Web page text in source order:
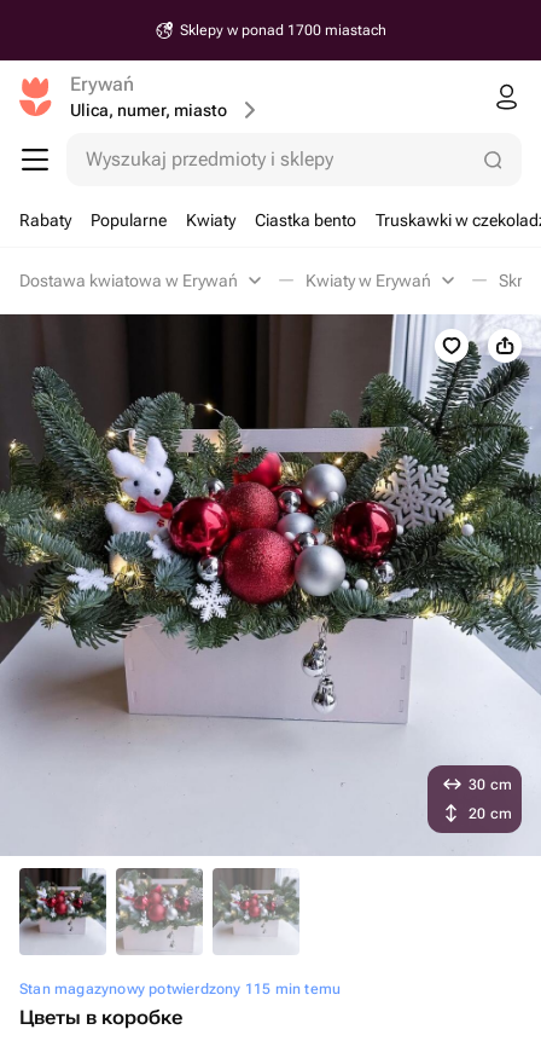
Sklepy w ponad 1700 miastach
Erywań
Ulica, numer, miasto
Wyszukaj przedmioty i sklepy
Rabaty Popularne Kwiaty Ciastka bento Truskawki w
Dostawa kwiatowa w Erywań Kwiaty w Erywań
Stan magazynowy potwierdzony 115 min temu
Цветы в коробке
30 cm
20 cm